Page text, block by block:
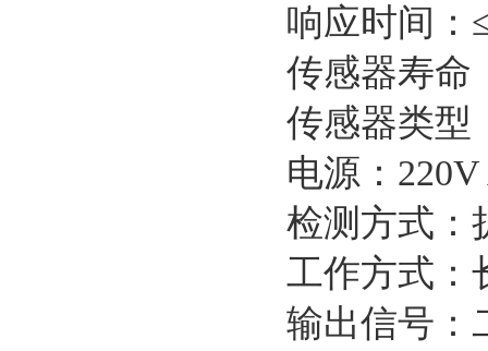
响应时间：
传感器寿命
传感器类型
电源：
检测方式：
工作方式：
输出信号：